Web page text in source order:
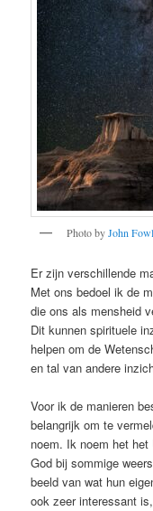
Photo byJohn
Er zijn verschillende
Met ons bedoel ik de
die ons als mensheid
Dit kunnen spirituele
helpen om de
en tal van andere
Voor ik de manieren
belangrijk om te
noem. Ik noem het
God bij sommige
beeld van wat hun
ook zeer interessant